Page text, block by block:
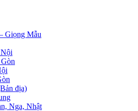
Giọng Mẫu
địa)
Nga, Nhật